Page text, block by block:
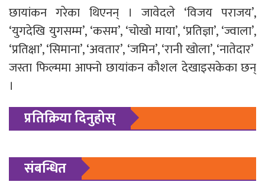
छायांकन गरेका थिएनन् । जावेदले ‘विजय पराजय’,
‘युगदेखि युगसम्म’, ‘कसम’, ‘चोखो माया’, ‘प्रतिज्ञा’, ‘ज्वाला’,
‘प्रतिक्षा’, ‘सिमाना’, ‘अवतार’, ‘जमिन’, ‘रानी खोला’, ‘नातेदार’
जस्ता फिल्ममा आफ्नो छायांकन कौशल देखाइसकेका छन्
।
प्रतिक्रिया दिनुहोस्
संबन्धित